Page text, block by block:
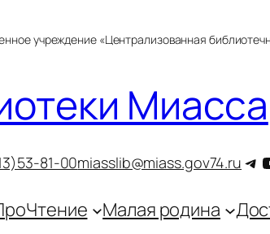
учреждение «Централизованная
Миасса
81-00miasslib@miass.gov74.ru
Малая родина